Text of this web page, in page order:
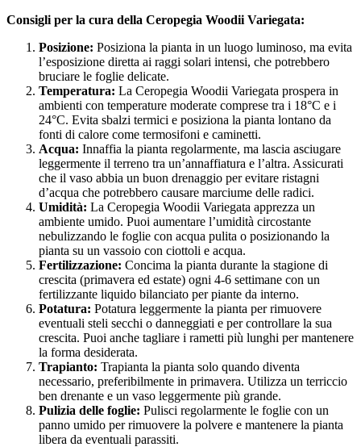
Consigli per la cura della Ceropegia Woodii Variegata:
Posizione: Posiziona la pianta in un luogo luminoso, ma evita
l’esposizione diretta ai raggi solari intensi, che potrebbero
bruciare le foglie delicate.
Temperatura: La Ceropegia Woodii Variegata prospera in
ambienti con temperature moderate comprese tra i 18°C e i
24°C. Evita sbalzi termici e posiziona la pianta lontano da
fonti di calore come termosifoni e caminetti.
Acqua: Innaffia la pianta regolarmente, ma lascia asciugare
leggermente il terreno tra un’annaffiatura e l’altra. Assicurati
che il vaso abbia un buon drenaggio per evitare ristagni
d’acqua che potrebbero causare marciume delle radici.
Umidità: La Ceropegia Woodii Variegata apprezza un
ambiente umido. Puoi aumentare l’umidità circostante
nebulizzando le foglie con acqua pulita o posizionando la
pianta su un vassoio con ciottoli e acqua.
Fertilizzazione: Concima la pianta durante la stagione di
crescita (primavera ed estate) ogni 4-6 settimane con un
fertilizzante liquido bilanciato per piante da interno.
Potatura: Potatura leggermente la pianta per rimuovere
eventuali steli secchi o danneggiati e per controllare la sua
crescita. Puoi anche tagliare i rametti più lunghi per mantenere
la forma desiderata.
Trapianto: Trapianta la pianta solo quando diventa
necessario, preferibilmente in primavera. Utilizza un terriccio
ben drenante e un vaso leggermente più grande.
Pulizia delle foglie: Pulisci regolarmente le foglie con un
panno umido per rimuovere la polvere e mantenere la pianta
libera da eventuali parassiti.